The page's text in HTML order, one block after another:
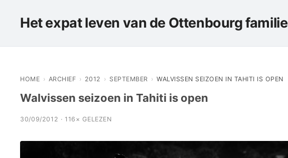
Het expat leven van de Ottenbourg familie
HOME › ARCHIEF › 2012 › SEPTEMBER › WALVISSEN SEIZOEN IN TAHITI IS OPEN
Walvissen seizoen in Tahiti is open
30/09/2012 · 116× GELEZEN